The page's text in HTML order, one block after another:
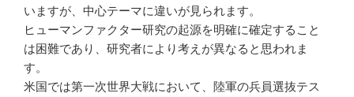
いますが、中心テーマに違いが見られます。
ヒューマンファクター研究の起源を明確に確定すること
は困難であり、研究者により考えが異なると思われま
す。
米国では第一次世界大戦において、陸軍の兵員選抜テス